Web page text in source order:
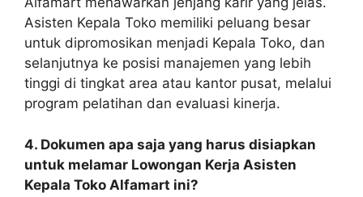
Asisten Kepala Toko memiliki peluang besar
untuk dipromosikan menjadi Kepala Toko, dan
selanjutnya ke posisi manajemen yang lebih
tinggi di tingkat area atau kantor pusat, melalui
program pelatihan dan evaluasi kinerja.
4. Dokumen apa saja yang harus disiapkan
untuk melamar Lowongan Kerja Asisten
Kepala Toko Alfamart ini?